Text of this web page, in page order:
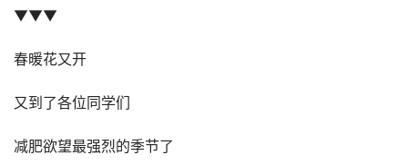
▼▼▼
春暖花又开
又到了各位同学们
减肥欲望最强烈的季节了